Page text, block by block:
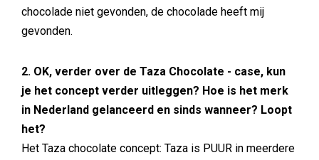
chocolade niet gevonden, de chocolade heeft mij
gevonden.
2. OK, verder over de Taza Chocolate - case, kun
je het concept verder uitleggen? Hoe is het merk
in Nederland gelanceerd en sinds wanneer? Loopt
het?
Het Taza chocolate concept: Taza is PUUR in meerdere